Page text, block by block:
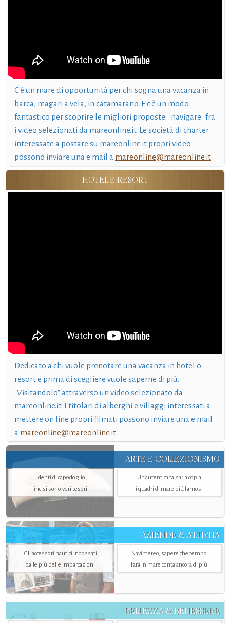
C'è un mare di opportunità per chi sogna una vacanza in
barca, magari a vela, in catamarano. E c'è un modo
fantastico per scoprire le migliori proposte: "navigare" fra
i video selezionati da mareonline.it. Le società di charter
interessate a postare su mareonline.it propri video
possono inviare una e mail a mareonline@mareonline.it
HOTEL E RESORT
Dedicato a chi vuole prenotare una vacanza in hotel o
resort e prima di scegliere vuole saperne di più.
"Visitandolo" attraverso un video selezionato da
mareonline.it. I titolari di alberghi e villaggi interessati a
mettere on line propri filmati possono inviare una e mail
a mareonline@mareonline.it
ARTE E COLLEZIONISMO
I denti di capodoglio
incisi sono veri tesori
Un’autentica falsaria copia
i quadri di mare più famosi
AZIENDE & ATTIVITÀ
Gli accessori nautici indossati
dalle più belle imbarcazioni
Navimeteo, sapere che tempo
farà in mare conta ancora di più
BELLEZZA & BENESSERE